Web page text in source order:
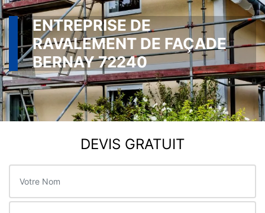
ENTREPRISE DE
RAVALEMENT DE FAÇADE
BERNAY 72240
DEVIS GRATUIT